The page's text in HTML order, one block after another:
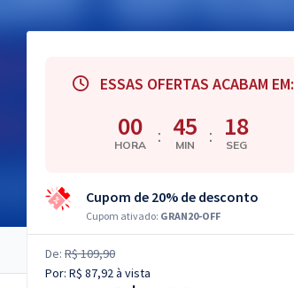
ESSAS OFERTAS ACABAM EM:
00
HORA : 45
MIN : 16
SEG
Cupom de 20% de desconto
Cupom ativado: GRAN20-OFF
De: R$ 109,90
Por: R$ 87,92à vista